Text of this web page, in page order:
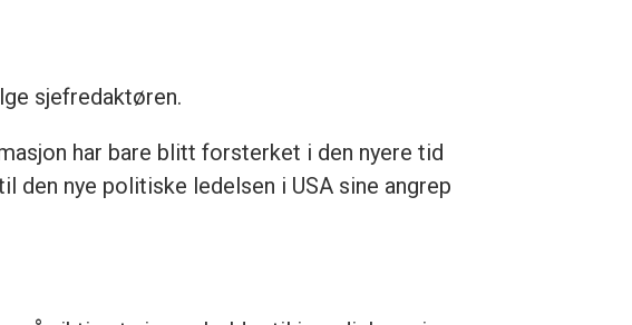
sjefredaktøren.
har bare blitt forsterket i den nyere tid
den nye politiske ledelsen i USA sine angrep